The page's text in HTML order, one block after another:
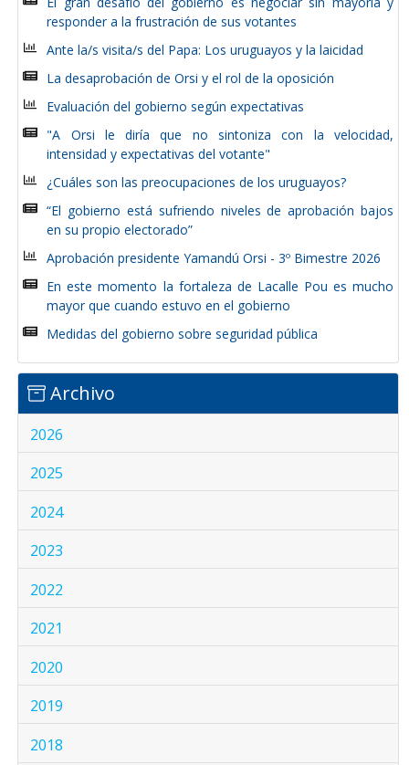
responder a la frustración de sus votantes
Ante la/s visita/s del Papa: Los uruguayos y la laicidad
La desaprobación de Orsi y el rol de la oposición
Evaluación del gobierno según expectativas
"A Orsi le diría que no sintoniza con la velocidad,
intensidad y expectativas del votante"
¿Cuáles son las preocupaciones de los uruguayos?
“El gobierno está sufriendo niveles de aprobación bajos
en su propio electorado”
Aprobación presidente Yamandú Orsi - 3º Bimestre 2026
En este momento la fortaleza de Lacalle Pou es mucho
mayor que cuando estuvo en el gobierno
Medidas del gobierno sobre seguridad pública
Archivo
2026
2025
2024
2023
2022
2021
2020
2019
2018